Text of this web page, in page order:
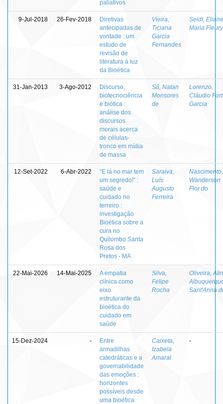
paliativos
9-Jul-2018 26-Fev-2018
Diretivas
antecipadas de
vontade : um
estudo de
revisão de
literatura à luz
da Bioética
Vieira,
Ticiana
Garcia
Fernandes
Seidl, Eliane
Maria Fleury
31-Jan-2013 3-Ago-2012
Discurso,
biotecnociência
e biótica :
análise dos
discursos
morais acerca
de células-
tronco em mídia
de massa
Sá, Natan
Monsores
de
Lorenzo,
Cláudio
Garcia
12-Set-2022 6-Abr-2022
“E lá no mar tem
um segredo!” :
saúde e
cuidado no
terreiro :
investigação
Bioética sobre a
cura no
Quilombo Santa
Rosa dos
Pretos - MA
Saraiva,
Luís
Augusto
Ferreira
Nascimento,
Wanderson
Flor do
22-Mai-2026 14-Mai-2025
A empatia
clínica como
eixo
estruturante da
bioética do
cuidado em
saúde
Silva,
Felipe
Rocha
Oliveira,
Sant'Anna
15-Dez-2024 -
Entre
armadilhas
catedráticas e a
governabilidade
das emoções :
horizontes
possíveis desde
uma bioética
Caixeta,
Izabela
Amaral
-